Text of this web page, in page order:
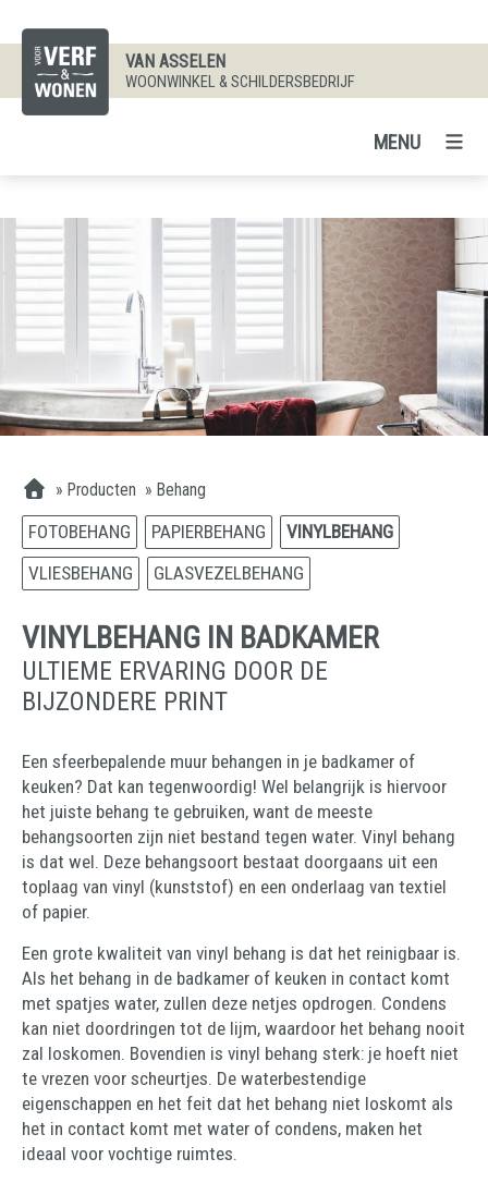
VAN ASSELEN
WOONWINKEL & SCHILDERSBEDRIJF
MENU
» Producten » Behang
FOTOBEHANG PAPIERBEHANG
VINYLBEHANG
VLIESBEHANG
GLASVEZELBEHANG
VINYLBEHANG IN BADKAMER
ULTIEME ERVARING DOOR DE
BIJZONDERE PRINT
Een sfeerbepalende muur behangen in je badkamer of
keuken? Dat kan tegenwoordig! Wel belangrijk is hiervoor
het juiste behang te gebruiken, want de meeste
behangsoorten zijn niet bestand tegen water. Vinyl behang
is dat wel. Deze behangsoort bestaat doorgaans uit een
toplaag van vinyl (kunststof) en een onderlaag van textiel
of papier.
Een grote kwaliteit van vinyl behang is dat het reinigbaar is.
Als het behang in de badkamer of keuken in contact komt
met spatjes water, zullen deze netjes opdrogen. Condens
kan niet doordringen tot de lijm, waardoor het behang nooit
zal loskomen. Bovendien is vinyl behang sterk: je hoeft niet
te vrezen voor scheurtjes. De waterbestendige
eigenschappen en het feit dat het behang niet loskomt als
het in contact komt met water of condens, maken het
ideaal voor vochtige ruimtes.